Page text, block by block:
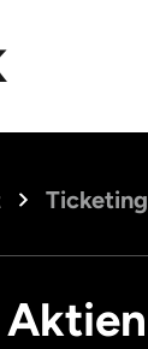
Ticketing